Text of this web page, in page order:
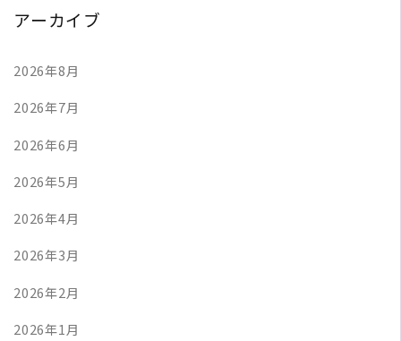
アーカイブ
2026年8月
2026年7月
2026年6月
2026年5月
2026年4月
2026年3月
2026年2月
2026年1月